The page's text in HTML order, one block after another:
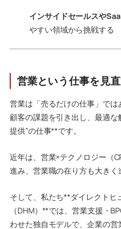
インサイドセールスや
やすい領域から挑戦する
営業という仕事を見
営業は「売るだけの仕事」では
顧客の課題を引き出し、最適
提供”の仕事**です。
近年は、営業×テクノロジー（
進み、営業職の在り方も大きく
そして、私たち**ダイレクトヒ
（DHM）**では、営業支援・
わせた独自モデルで、企業の営